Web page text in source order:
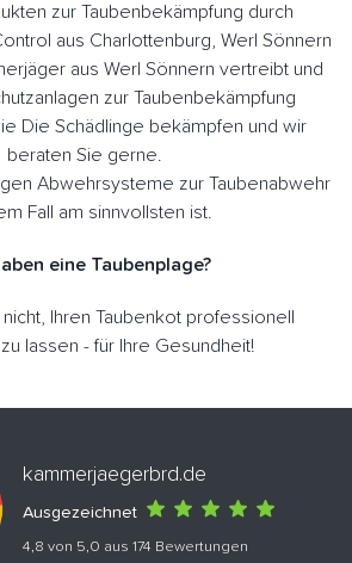
zur Taubenbekämpfung durch
aus Charlottenburg, Werl Sönnern
aus Werl Sönnern vertreibt und
zur Taubenbekämpfung
Die Schädlinge bekämpfen und wir
beraten Sie gerne.
Abwehrsysteme zur Taubenabwehr
Fall am sinnvollsten ist.
eine Taubenplage?
Ihren Taubenkot professionell
lassen - für Ihre Gesundheit!
kammerjaegerbrd.de
Ausgezeichnet
4,8 von 5,0 aus 174 Bewertungen